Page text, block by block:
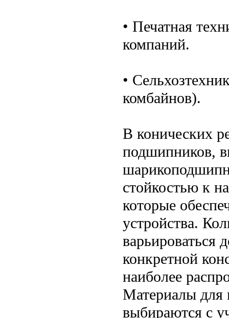
• Печатная
компаний.
•
комбайнов).
В конических
подшипников,
стойкостью к
которые
устройства.
варьироваться
конкретной
наиболее
Материалы для
выбираются с